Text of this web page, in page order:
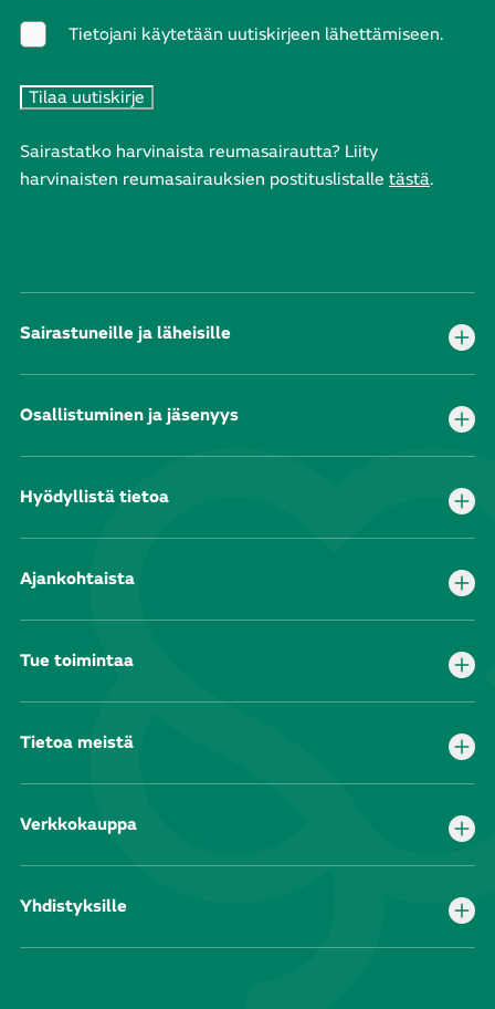
Tietojani käytetään uutiskirjeen lähettämiseen.
Sairastatko harvinaista reumasairautta? Liity
harvinaisten reumasairauksien postituslistalle tästä.
Sairastuneille ja läheisille
Osallistuminen ja jäsenyys
Hyödyllistä tietoa
Ajankohtaista
Tue toimintaa
Tietoa meistä
Verkkokauppa
Yhdistyksille